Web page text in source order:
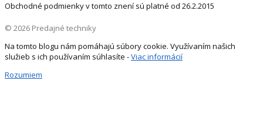
Obchodné podmienky v tomto znení sú platné od 26.2.2015
© 2026 Predajné techniky
Na tomto blogu nám pomáhajú súbory cookie. Využívaním našich
služieb s ich používaním súhlasíte -Viac informácií
Rozumiem